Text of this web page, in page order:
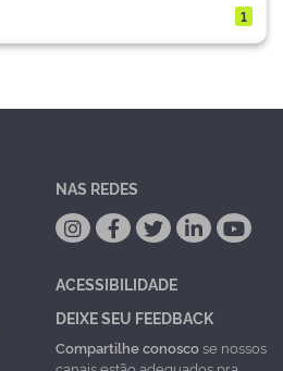
1
NAS REDES
ACESSIBILIDADE
DEIXE SEU FEEDBACK
Compartilhe conoscose nossos